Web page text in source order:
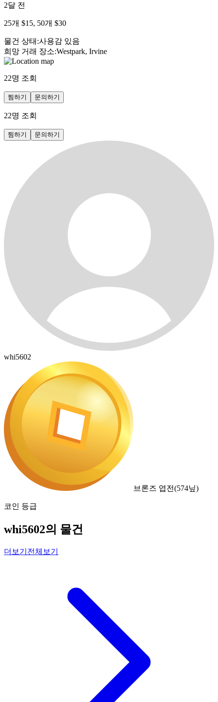
2달 전
25개 $15, 50개 $30
물건 상태 :사용감 있음
희망 거래 장소:Westpark, Irvine
22명 조회
찜하기 문의하기
22명 조회
찜하기 문의하기
whi5602
브론즈 엽전(574닢)
코인 등급
whi5602의 물건
더보기 전체보기